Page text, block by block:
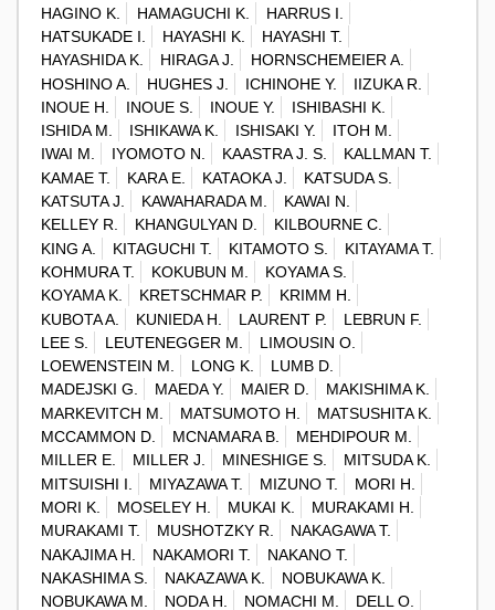
HAGINO K.
HAMAGUCHI K.
HARRUS I.
HATSUKADE I.
HAYASHI K.
HAYASHI T.
HAYASHIDA K.
HIRAGA J.
HORNSCHEMEIER A.
HOSHINO A.
HUGHES J. ICHINOHE Y.
IIZUKA R.
INOUE H.
INOUE S. INOUE Y.
ISHIBASHI K.
ISHIDA M.
ISHIKAWA K. ISHISAKI Y.
ITOH M.
IWAI M.
IYOMOTO N. KAASTRA J. S.
KALLMAN T.
KAMAE T.
KARA E. KATAOKA J.
KATSUDA S.
KATSUTA J.
KAWAHARADA M.
KAWAI N.
KELLEY R.
KHANGULYAN D.
KILBOURNE C.
KING A.
KITAGUCHI T. KITAMOTO S.
KITAYAMA T.
KOHMURA T.
KOKUBUN M.
KOYAMA S.
KOYAMA K.
KRETSCHMAR P.
KRIMM H.
KUBOTA A.
KUNIEDA H. LAURENT P.
LEBRUN F.
LEE S.
LEUTENEGGER M.
LIMOUSIN O.
LOEWENSTEIN M.
LONG K.
LUMB D.
MADEJSKI G.
MAEDA Y. MAIER D.
MAKISHIMA K.
MARKEVITCH M.
MATSUMOTO H.
MATSUSHITA K.
MCCAMMON D.
MCNAMARA B.
MEHDIPOUR M.
MILLER E.
MILLER J. MINESHIGE S.
MITSUDA K.
MITSUISHI I.
MIYAZAWA T. MIZUNO T.
MORI H.
MORI K.
MOSELEY H. MUKAI K.
MURAKAMI H.
MURAKAMI T.
MUSHOTZKY R.
NAKAGAWA T.
NAKAJIMA H.
NAKAMORI T.
NAKANO T.
NAKASHIMA S.
NAKAZAWA K.
NOBUKAWA K.
NOBUKAWA M.
NODA H. NOMACHI M.
DELL O.